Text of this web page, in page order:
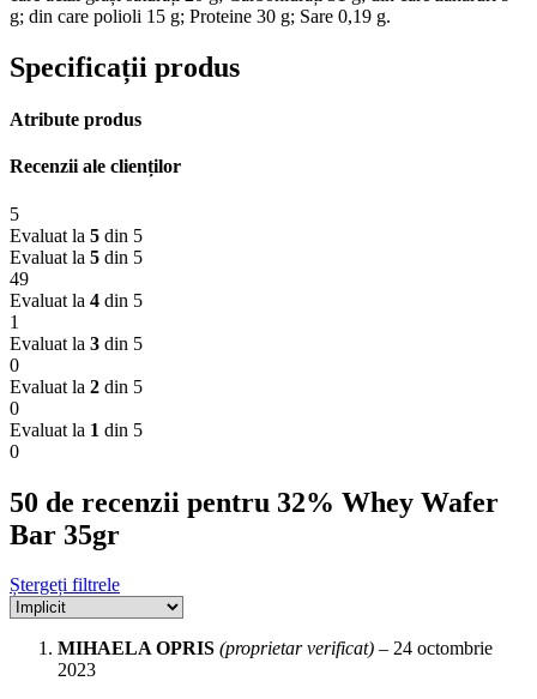
g; din care polioli 15 g; Proteine 30 g; Sare 0,19 g.
Specificații produs
Atribute produs
Recenzii ale clienților
5
Evaluat la 5 din 5
Evaluat la 5 din 5
49
Evaluat la 4 din 5
1
Evaluat la 3 din 5
0
Evaluat la 2 din 5
0
Evaluat la 1 din 5
0
50 de recenzii pentru 32% Whey Wafer
Bar 35gr
Ștergeți filtrele
MIHAELA OPRIS (proprietar verificat) – 24 octombrie
2023